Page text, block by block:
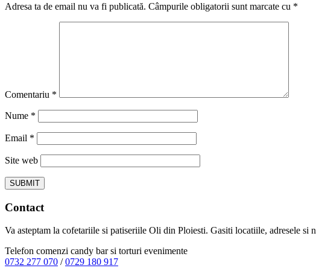
Adresa ta de email nu va fi publicată. Câmpurile obligatorii sunt marcate cu *
Comentariu *
Nume *
Email *
Site web
Contact
Va asteptam la cofetariile si patiseriile Oli din Ploiesti. Gasiti locatiile, adresele si
Telefon comenzi candy bar si torturi evenimente
0732 277 070 /0729 180 917